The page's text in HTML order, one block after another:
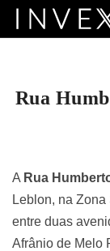
Rua
A Rua
Leblon, na
entre duas
Afrânio de Melo